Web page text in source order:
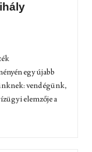
egy újabb
vendégünk,
elemzője a